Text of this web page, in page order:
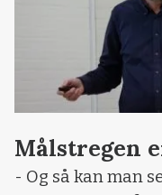
Målstregen
- Og så kan man